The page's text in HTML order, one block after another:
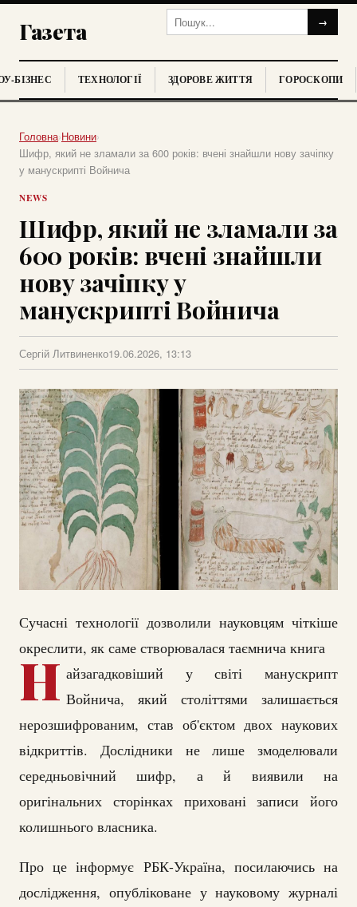
Газета →
БІЗНЕС ТЕХНОЛОГІЇ ЗДОРОВЕ ЖИТТЯ ГОРОСКОПИ
Головна›Новини›
Шифр, який не зламали за 600 років: вчені знайшли нову зачіпку
у манускрипті Войнича
NEWS
Шифр, який не зламали за
600 років: вчені знайшли
нову зачіпку у
манускрипті Войнича
Сергій Литвиненко19.06.2026, 13:13
Сучасні технології дозволили науковцям чіткіше
окреслити, як саме створювалася таємнича книга
Н айзагадковіший у світі манускрипт
Войнича, який століттями залишається
нерозшифрованим, став об'єктом двох наукових
відкриттів. Дослідники не лише змоделювали
середньовічний шифр, а й виявили на
оригінальних сторінках приховані записи його
колишнього власника.
Про це інформує РБК-Україна, посилаючись на
дослідження, опубліковане у науковому журналі